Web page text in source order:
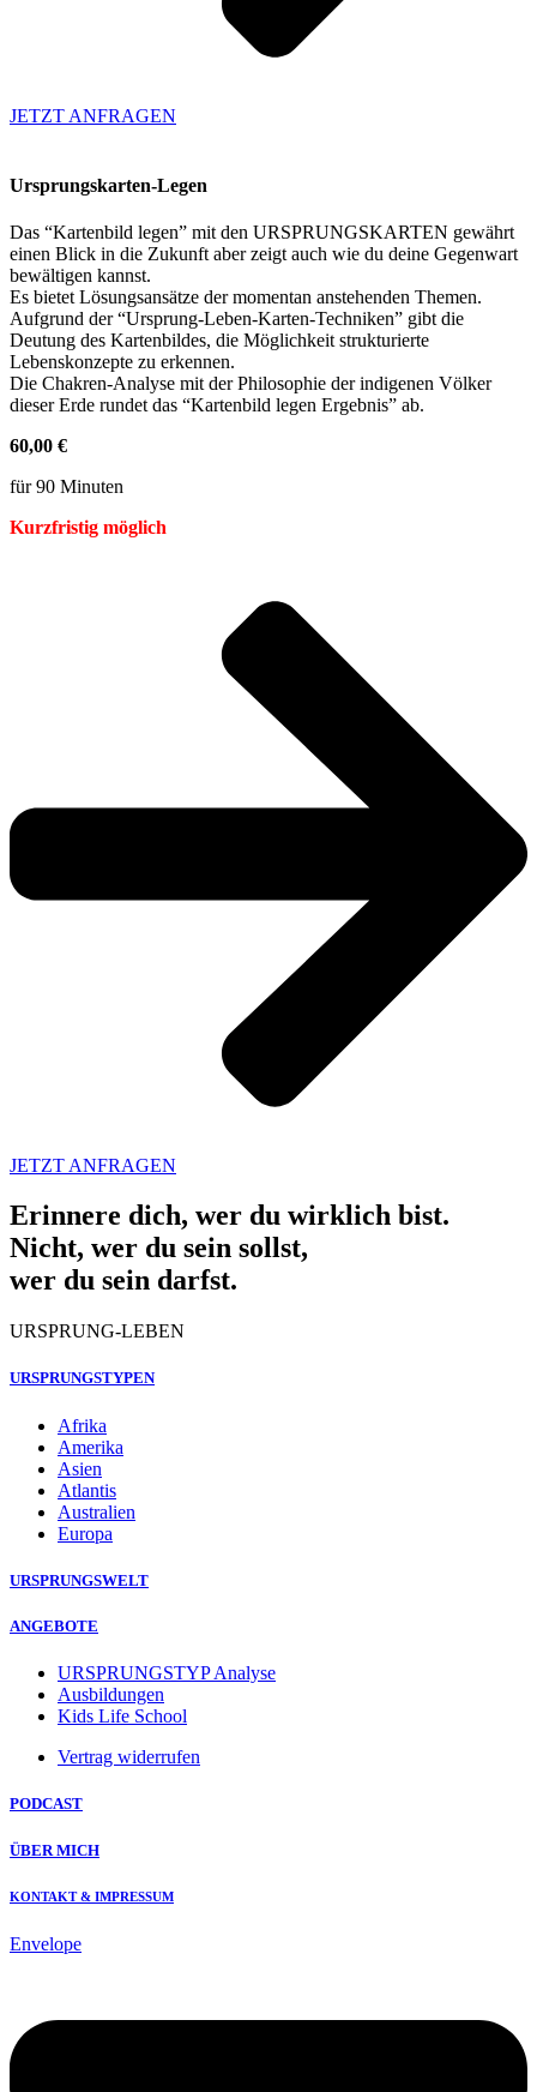
JETZT ANFRAGEN
Ursprungskarten-Legen
Das “Kartenbild legen” mit den URSPRUNGSKARTEN gewährt
einen Blick in die Zukunft aber zeigt auch wie du deine Gegenwart
bewältigen kannst.
Es bietet Lösungsansätze der momentan anstehenden Themen.
Aufgrund der “Ursprung-Leben-Karten-Techniken” gibt die
Deutung des Kartenbildes, die Möglichkeit strukturierte
Lebenskonzepte zu erkennen.
Die Chakren-Analyse mit der Philosophie der indigenen Völker
dieser Erde rundet das “Kartenbild legen Ergebnis” ab.
60,00 €
für 90 Minuten
Kurzfristig möglich
JETZT ANFRAGEN
Erinnere dich, wer du wirklich bist.
Nicht, wer du sein sollst,
wer du sein darfst.
URSPRUNG-LEBEN
URSPRUNGSTYPEN
Afrika
Amerika
Asien
Atlantis
Australien
Europa
URSPRUNGSWELT
ANGEBOTE
URSPRUNGSTYP Analyse
Ausbildungen
Kids Life School
Vertrag widerrufen
PODCAST
ÜBER MICH
KONTAKT & IMPRESSUM
Envelope